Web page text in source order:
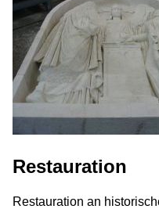
Restauration
Restauration an